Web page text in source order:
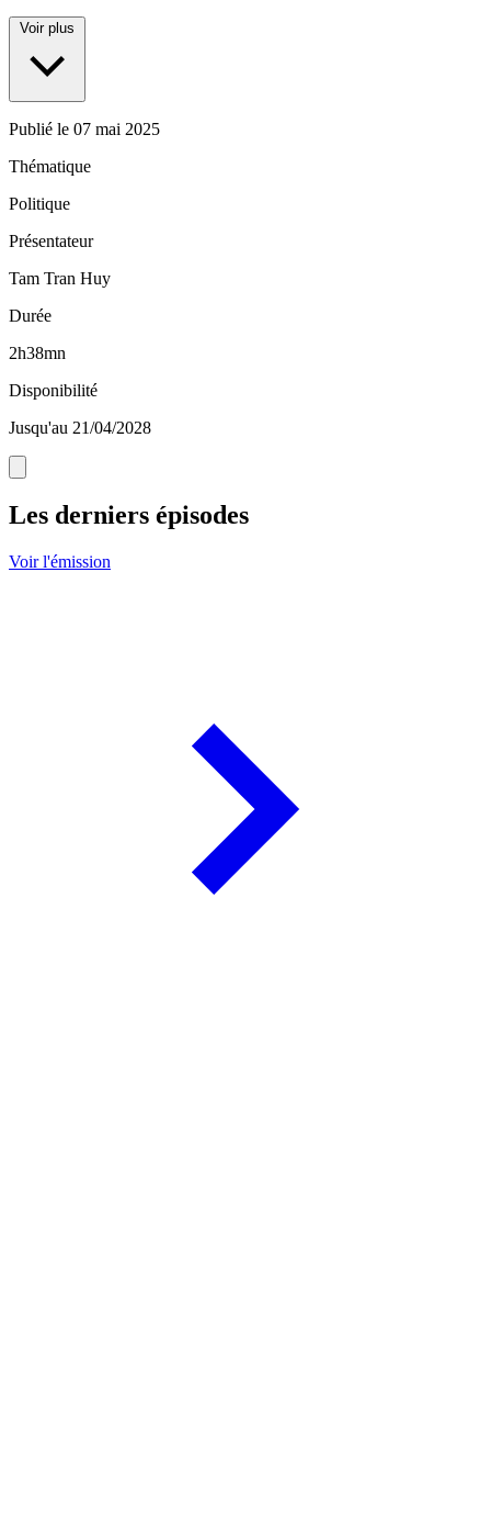
Voir plus
Publié le 07 mai 2025
Thématique
Politique
Présentateur
Tam Tran Huy
Durée
2h38mn
Disponibilité
Jusqu'au 21/04/2028
Les derniers épisodes
Voir l'émission